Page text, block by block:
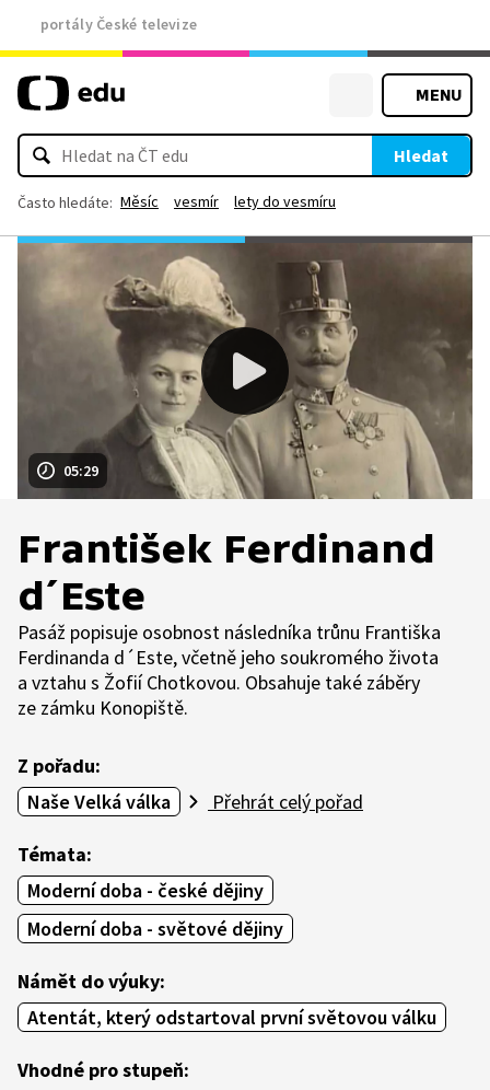
portály České televize
MENU
Hledat
Často hledáte: Měsíc vesmír lety do vesmíru
05:29
František Ferdinand
d´Este
Pasáž popisuje osobnost následníka trůnu Františka
Ferdinanda d´Este, včetně jeho soukromého života
a vztahu s Žofií Chotkovou. Obsahuje také záběry
ze zámku Konopiště.
Z pořadu:
Naše Velká válka
Přehrát celý pořad
Témata:
Moderní doba - české dějiny
Moderní doba - světové dějiny
Námět do výuky:
Atentát, který odstartoval první světovou válku
Vhodné pro stupeň: